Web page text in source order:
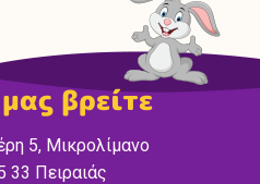
βρείτε
5, Μικρολίμανο
33 Πειραιάς